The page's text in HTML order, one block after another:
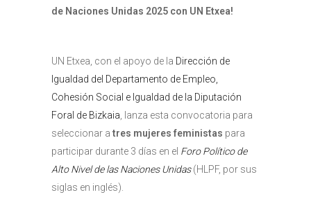
de Naciones Unidas 2025 con UN Etxea!
UN Etxea, con el apoyo de la Dirección de
Igualdad del Departamento de Empleo,
Cohesión Social e Igualdad de la Diputación
Foral de Bizkaia, lanza esta convocatoria para
seleccionar a tres mujeres feministas para
participar durante 3 días en el Foro Político de
Alto Nivel de las Naciones Unidas(HLPF, por sus
siglas en inglés).